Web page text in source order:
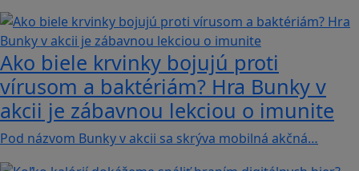
Ako biele krvinky bojujú proti
vírusom a baktériám? Hra Bunky v
akcii je zábavnou lekciou o imunite
Pod názvom Bunky v akcii sa skrýva mobilná akčná…